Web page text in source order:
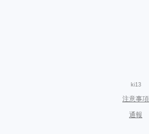
ki13
注意事項
通報